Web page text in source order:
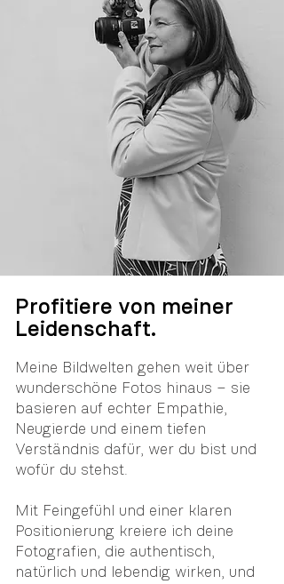
Profitiere von meiner
Leidenschaft.
Meine Bildwelten gehen weit über
wunderschöne Fotos hinaus – sie
basieren auf echter Empathie,
Neugierde und einem tiefen
Verständnis dafür, wer du bist und
wofür du stehst.
Mit Feingefühl und einer klaren
Positionierung kreiere ich deine
Fotografien, die authentisch,
natürlich und lebendig wirken, und